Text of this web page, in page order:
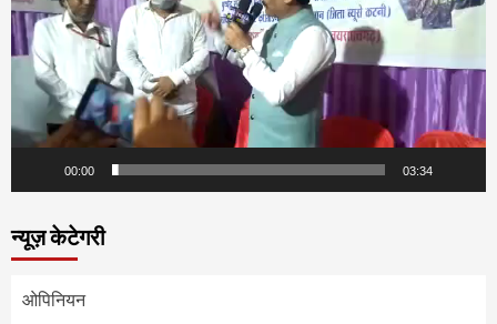
00:00 03:34
न्यूज़ केटेगरी
ओपिनियन